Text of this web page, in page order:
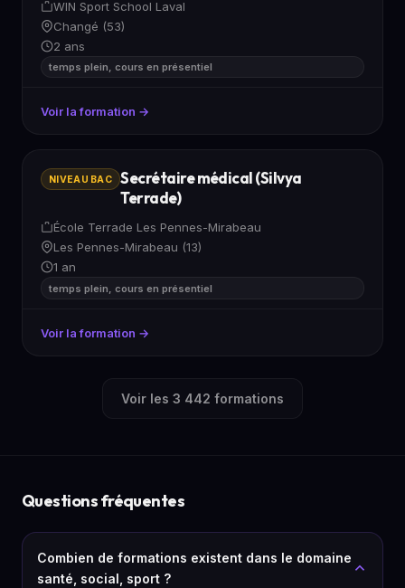
WIN Sport School Laval
Changé (53)
2 ans
temps plein, cours en présentiel
Voir la formation →
NIVEAU BAC
Secrétaire médical (Silvya
Terrade)
École Terrade Les Pennes-Mirabeau
Les Pennes-Mirabeau (13)
1 an
temps plein, cours en présentiel
Voir la formation →
Voir les 3 442 formations
Questions fréquentes
Combien de formations existent dans le domaine
santé, social, sport ?